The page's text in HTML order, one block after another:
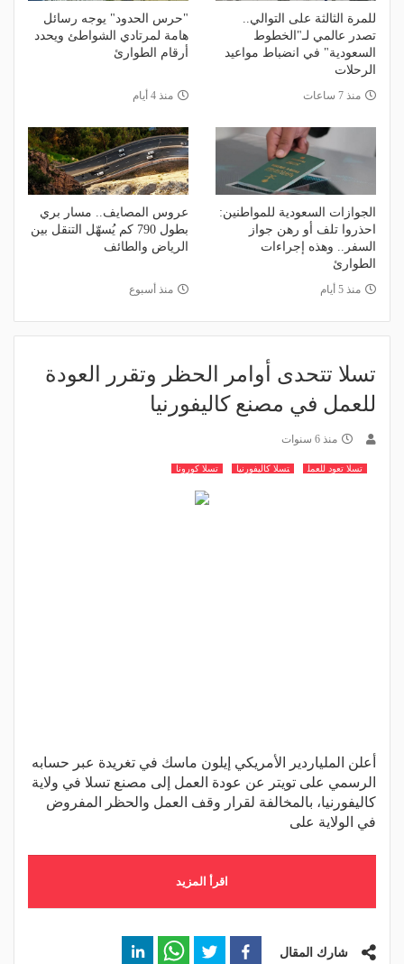
للمرة الثالثة على التوالي..
تصدر عالمي لـ"الخطوط
السعودية" في انضباط مواعيد
الرحلات
منذ 7 ساعات
"حرس الحدود" يوجه رسائل
هامة لمرتادي الشواطئ ويحدد
أرقام الطوارئ
منذ 4 أيام
الجوازات السعودية للمواطنين:
احذروا تلف أو رهن جواز
السفر.. وهذه إجراءات
الطوارئ
منذ 5 أيام
عروس المصايف.. مسار بري
بطول 790 كم يُسهّل التنقل بين
الرياض والطائف
منذ أسبوع
تسلا تتحدى أوامر الحظر وتقرر العودة
للعمل في مصنع كاليفورنيا
منذ 6 سنوات
تسلا تعود للعمل تسلا كاليفورنيا تسلا كورونا
أعلن الملياردير الأمريكي إيلون ماسك في تغريدة عبر حسابه
الرسمي على تويتر عن عودة العمل إلى مصنع تسلا في ولاية
كاليفورنيا، بالمخالفة لقرار وقف العمل والحظر المفروض
في الولاية على
اقرأ المزيد
شارك المقال